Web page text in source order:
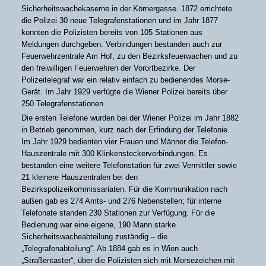
Sicherheitswachekaserne in der Körnergasse. 1872 errichtete
die Polizei 30 neue Telegrafenstationen und im Jahr 1877
konnten die Polizisten bereits von 105 Stationen aus
Meldungen durchgeben. Verbindungen bestanden auch zur
Feuerwehrzentrale Am Hof, zu den Bezirksfeuerwachen und zu
den freiwilligen Feuerwehren der Vorortbezirke. Der
Polizeitelegraf war ein relativ einfach zu bedienendes Morse-
Gerät. Im Jahr 1929 verfügte die Wiener Polizei bereits über
250 Telegrafenstationen.
Die ersten Telefone wurden bei der Wiener Polizei im Jahr 1882
in Betrieb genommen, kurz nach der Erfindung der Telefonie.
Im Jahr 1929 bedienten vier Frauen und Männer die Telefon-
Hauszentrale mit 300 Klinkensteckerverbindungen. Es
bestanden eine weitere Telefonstation für zwei Vermittler sowie
21 kleinere Hauszentralen bei den
Bezirkspolizeikommissariaten. Für die Kommunikation nach
außen gab es 274 Amts- und 276 Nebenstellen; für interne
Telefonate standen 230 Stationen zur Verfügung. Für die
Bedienung war eine eigene, 190 Mann starke
Sicherheitswacheabteilung zuständig – die
„Telegrafenabteilung“. Ab 1884 gab es in Wien auch
„Straßentaster“, über die Polizisten sich mit Morsezeichen mit